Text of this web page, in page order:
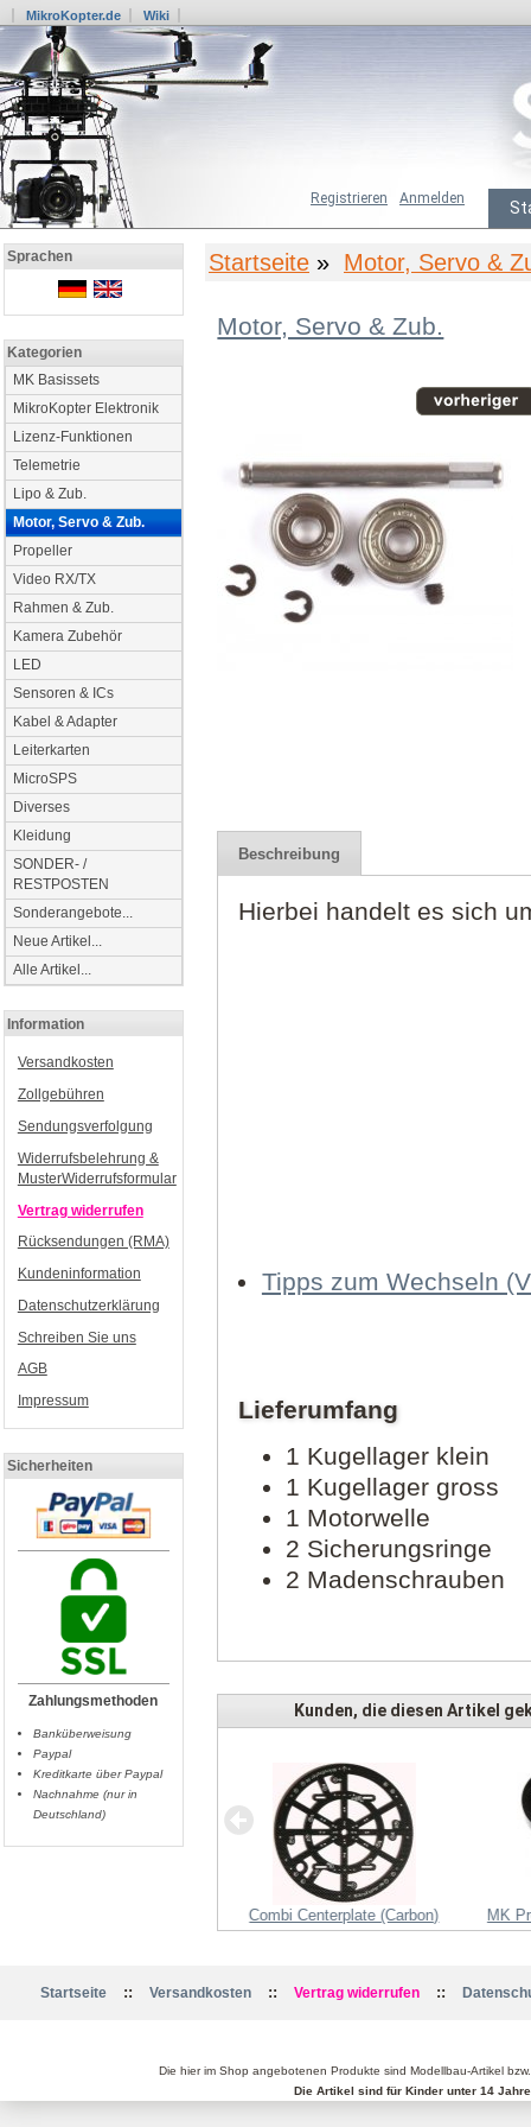
MikroKopter.de Wiki
Anmelden
Registrieren
Sprachen
Kategorien
MK Basissets
MikroKopter Elektronik
Lizenz-Funktionen
Telemetrie
Lipo & Zub.
Motor, Servo & Zub.
Propeller
Video RX/TX
Rahmen & Zub.
Kamera Zubehör
LED
Sensoren & ICs
Kabel & Adapter
Leiterkarten
MicroSPS
Diverses
Kleidung
SONDER- /
RESTPOSTEN
Sonderangebote...
Neue Artikel...
Alle Artikel...
Information
Versandkosten
Zollgebühren
Sendungsverfolgung
Widerrufsbelehrung &
MusterWiderrufsformular
Vertrag widerrufen
Rücksendungen (RMA)
Kundeninformation
Datenschutzerklärung
Schreiben Sie uns
AGB
Impressum
Sicherheiten
Zahlungsmethoden
Banküberweisung
Paypal
Kreditkarte über Paypal
Nachnahme (nur in
Deutschland)
Startseite » Motor, Servo &
Motor, Servo & Zub.
Beschreibung
Hierbei handelt es sich
Tipps zum Wechseln
Lieferumfang
1 Kugellager klein
1 Kugellager gross
1 Motorwelle
2 Sicherungsringe
2 Madenschrauben
Kunden, die diesen Artikel
Combi Centerplate (Carbon) MK
Startseite :: Versandkosten :: Vertrag widerrufen ::
Die hier im Shop angebotenen Produkte sind Modellbau-Artikel
Die Artikel sind für Kinder unter 14